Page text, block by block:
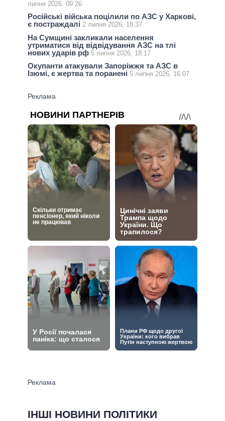
липня 2026, 09:26
Російські війська поцілили по АЗС у Харкові,
є постраждалі 2 липня 2026, 18:37
На Сумщині закликали населення
утриматися від відвідування АЗС на тлі
нових ударів рф 5 липня 2026, 18:17
Окупанти атакували Запоріжжя та АЗС в
Ізюмі, є жертва та поранені 5 липня 2026, 16:07
ІНШІ НОВИНИ ПОЛІТИКИ